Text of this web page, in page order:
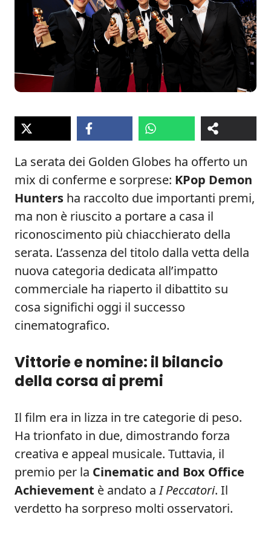
La serata dei Golden Globes ha offerto un
mix di conferme e sorprese: KPop Demon
Hunters ha raccolto due importanti premi,
ma non è riuscito a portare a casa il
riconoscimento più chiacchierato della
serata. L’assenza del titolo dalla vetta della
nuova categoria dedicata all’impatto
commerciale ha riaperto il dibattito su
cosa significhi oggi il successo
cinematografico.
Vittorie e nomine: il bilancio
della corsa ai premi
Il film era in lizza in tre categorie di peso.
Ha trionfato in due, dimostrando forza
creativa e appeal musicale. Tuttavia, il
premio per la Cinematic and Box Office
Achievement è andato aI Peccatori. Il
verdetto ha sorpreso molti osservatori.